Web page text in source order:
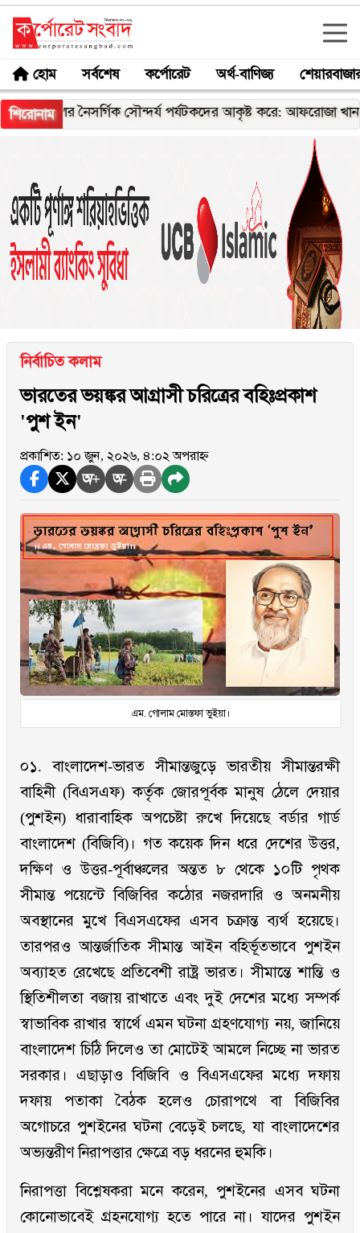
হোম সর্বশেষ কর্পোরেট অর্থ-বাণিজ্য
শিরোনামসৌন্দর্য পর্যটকদের আকৃষ্ট করে: আফরোজা খানম রিতা
নির্বাচিত কলাম
ভারতের ভয়ঙ্কর আগ্রাসী চরিত্রের বহিঃপ্রকাশ
'পুশ ইন'
প্রকাশিত: ১০ জুন, ২০২৬, ৪:০২ অপরাহ্ন
অ+ অ-
এম. গোলাম মোস্তফা ভুইয়া।
০১. বাংলাদেশ-ভারত সীমান্তজুড়ে ভারতীয় সীমান্তরক্ষী
বাহিনী (বিএসএফ) কর্তৃক জোরপূর্বক মানুষ ঠেলে দেয়ার
(পুশইন) ধারাবাহিক অপচেষ্টা রুখে দিয়েছে বর্ডার গার্ড
বাংলাদেশ (বিজিবি)। গত কয়েক দিন ধরে দেশের উত্তর,
দক্ষিণ ও উত্তর-পূর্বাঞ্চলের অন্তত ৮ থেকে ১০টি পৃথক
সীমান্ত পয়েন্টে বিজিবির কঠোর নজরদারি ও অনমনীয়
অবস্থানের মুখে বিএসএফের এসব চক্রান্ত ব্যর্থ হয়েছে।
তারপরও আন্তর্জাতিক সীমান্ত আইন বহির্ভূতভাবে পুশইন
অব্যাহত রেখেছে প্রতিবেশী রাষ্ট্র ভারত। সীমান্তে শান্তি ও
স্থিতিশীলতা বজায় রাখাতে এবং দুই দেশের মধ্যে সম্পর্ক
স্বাভাবিক রাখার স্বার্থে এমন ঘটনা গ্রহণযোগ্য নয়, জানিয়ে
বাংলাদেশ চিঠি দিলেও তা মোটেই আমলে নিচ্ছে না ভারত
সরকার। এছাড়াও বিজিবি ও বিএসএফের মধ্যে দফায়
দফায় পতাকা বৈঠক হলেও চোরাপথে বা বিজিবির
অগোচরে পুশইনের ঘটনা বেড়েই চলছে, যা বাংলাদেশের
অভ্যন্তরীণ নিরাপত্তার ক্ষেত্রে বড় ধরনের হুমকি।
নিরাপত্তা বিশ্লেষকরা মনে করেন, পুশইনের এসব ঘটনা
কোনোভাবেই গ্রহনযোগ্য হতে পারে না। যাদের পুশইন